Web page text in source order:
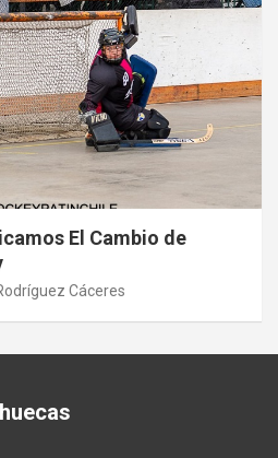
El Cambio de
Cáceres